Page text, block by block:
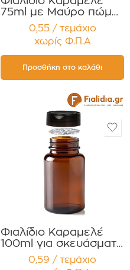
75ml με Μαύρο πώμα
Αλουμ. για Χάπια ,
Βιταμίνες
Συμπληρώματα
Διατροφής
Συσκευασία 12
τεμαχίων
0,55 / τεμάχιο
χωρίς Φ.Π.Α
Προσθήκη στο καλάθι
Φιαλίδιο Καραμελέ
100ml για σκευάσματα
σε σκόνη ,Συμπλ.
Διατροφής με Διπλό
0,59 / τεμάχιο